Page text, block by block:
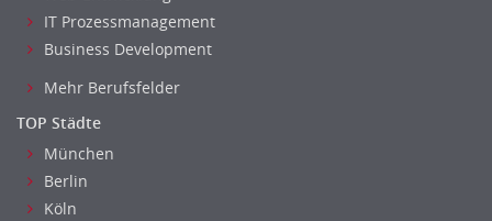
IT Prozessmanagement
Business Development
Mehr Berufsfelder
TOP Städte
München
Berlin
Köln